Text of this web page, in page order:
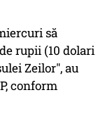
să
rupii (10 dolari
Zeilor", au
conform